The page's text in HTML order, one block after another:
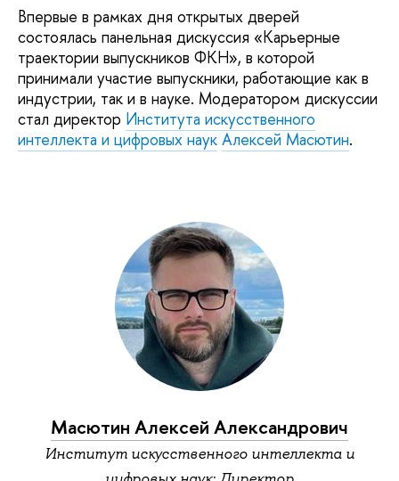
Впервые в рамках дня открытых дверей
состоялась панельная дискуссия «Карьерные
траектории выпускников ФКН», в которой
принимали участие выпускники, работающие как в
индустрии, так и в науке. Модератором дискуссии
стал директор Института искусственного
интеллекта и цифровых наук Алексей Масютин.
Масютин Алексей Александрович
Институт искусственного интеллекта и